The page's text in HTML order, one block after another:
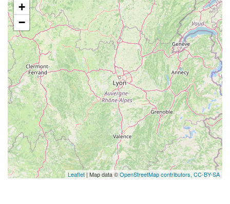
+
−
Leaflet| Map data ©OpenStreetMap contributors, CC-BY-SA